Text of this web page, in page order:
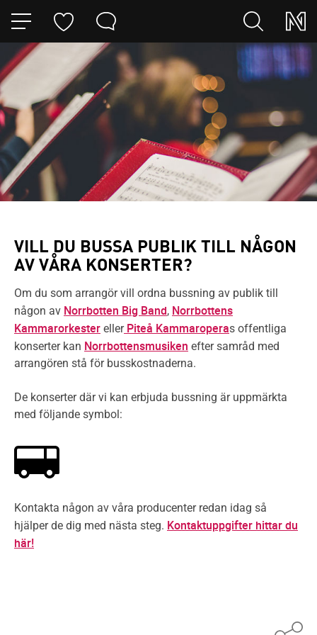
HOPPA TILL NAVIGERINGEN
HOPPA TILL INNEHÅLLET
VILL DU BUSSA PUBLIK TILL NÅGON
AV VÅRA KONSERTER?
Om du som arrangör vill ordna bussning av publik till
någon av Norrbotten Big Band, Norrbottens
Kammarorkester ellerPiteå Kammaroperas offentliga
konserter kan Norrbottensmusiken efter samråd med
arrangören stå för busskostnaderna.
De konserter där vi kan erbjuda bussning är uppmärkta
med följande symbol:
Kontakta någon av våra producenter redan idag så
hjälper de dig med nästa steg. Kontaktuppgifter hittar du
här!